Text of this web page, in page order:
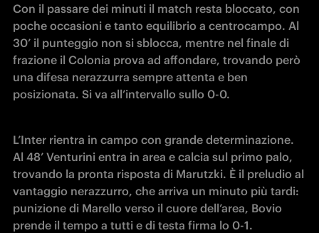
Con il passare dei minuti il match resta bloccato, con
poche occasioni e tanto equilibrio a centrocampo. Al
30’ il punteggio non si sblocca, mentre nel finale di
frazione il Colonia prova ad affondare, trovando però
una difesa nerazzurra sempre attenta e ben
posizionata. Si va all’intervallo sullo 0-0.
L’Inter rientra in campo con grande determinazione.
Al 48’ Venturini entra in area e calcia sul primo palo,
trovando la pronta risposta di Marutzki. È il preludio al
vantaggio nerazzurro, che arriva un minuto più tardi:
punizione di Marello verso il cuore dell’area, Bovio
prende il tempo a tutti e di testa firma lo 0-1.